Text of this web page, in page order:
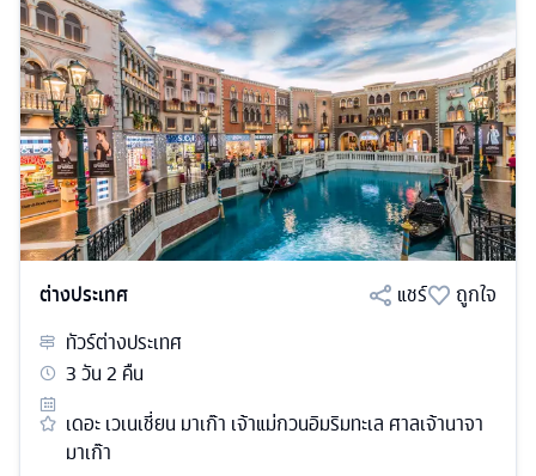
ต่างประเทศ แชร์
ถูกใจ
ทัวร์ต่างประเทศ
3วัน2 คืน
เดอะ เวเนเชี่ยน มาเก๊า เจ้าแม่กวนอิมริมทะเล ศาลเจ้านาจา
มาเก๊า